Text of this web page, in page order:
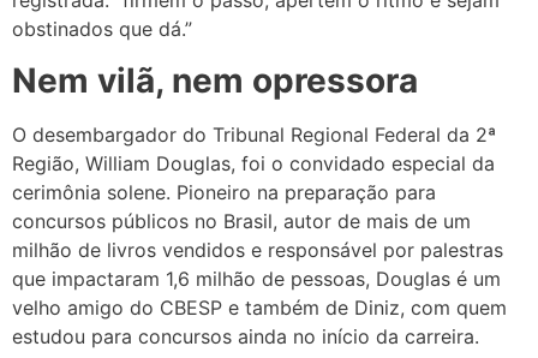
obstinados que dá.”
Nem vilã, nem opressora
O desembargador do Tribunal Regional Federal da 2ª
Região, William Douglas, foi o convidado especial da
cerimônia solene. Pioneiro na preparação para
concursos públicos no Brasil, autor de mais de um
milhão de livros vendidos e responsável por palestras
que impactaram 1,6 milhão de pessoas, Douglas é um
velho amigo do CBESP e também de Diniz, com quem
estudou para concursos ainda no início da carreira.